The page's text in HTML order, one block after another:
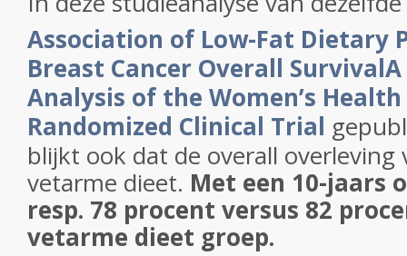
Association of Low-Fat Dietary
Breast Cancer Overall
Analysis of the Women’s
Randomized Clinical Trial
blijkt ook dat de overall
vetarme dieet. Met een 10-jaars
resp. 78 procent versus 82
vetarme dieet groep.